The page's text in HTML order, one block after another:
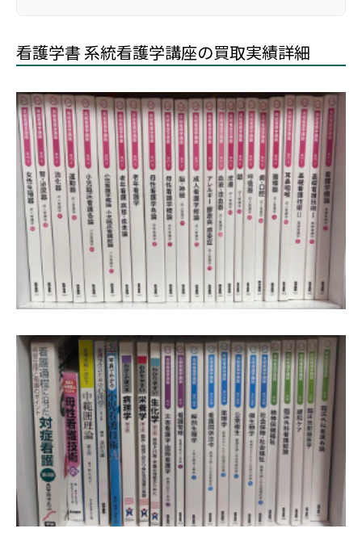
看護学書 系統看護学講座の買取実績詳細